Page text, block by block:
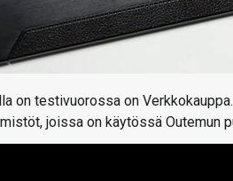
on testivuorossa on
joissa on käytössä Outemun